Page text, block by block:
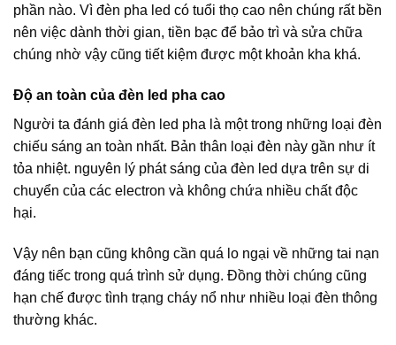
phần nào. Vì đèn pha led có tuổi thọ cao nên chúng rất bền
nên việc dành thời gian, tiền bạc để bảo trì và sửa chữa
chúng nhờ vậy cũng tiết kiệm được một khoản kha khá.
Độ an toàn của đèn led pha cao
Người ta đánh giá đèn led pha là một trong những loại đèn
chiếu sáng an toàn nhất. Bản thân loại đèn này gần như ít
tỏa nhiệt. nguyên lý phát sáng của đèn led dựa trên sự di
chuyển của các electron và không chứa nhiều chất độc
hại.
Vậy nên bạn cũng không cần quá lo ngại về những tai nạn
đáng tiếc trong quá trình sử dụng. Đồng thời chúng cũng
hạn chế được tình trạng cháy nổ như nhiều loại đèn thông
thường khác.